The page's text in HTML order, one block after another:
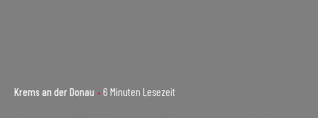
Krems an der Donau 6 Minuten Lesezeit